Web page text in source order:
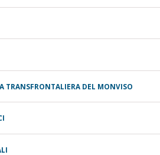
TRANSFRONTALIERA DEL MONVISO